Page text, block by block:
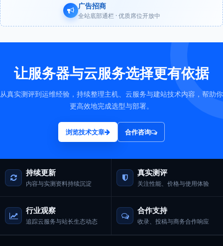
广告招商
全站底部通栏 · 优质席位开放中
让服务器与云服务选择更有依据
从真实测评到运维经验，持续整理主机、云服务与建站技术内容，帮助你
更高效地完成选型与部署。
浏览技术文章 合作咨询
持续更新
内容与实测资料持续沉淀
真实测评
关注性能、价格与使用体验
行业观察
追踪云服务与站长生态动态
合作支持
收录、投稿与商务合作响应